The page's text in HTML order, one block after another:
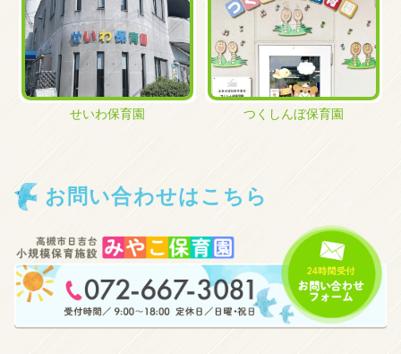
せいわ保育園 つくしんぼ保育園
お問い合わせはこちら